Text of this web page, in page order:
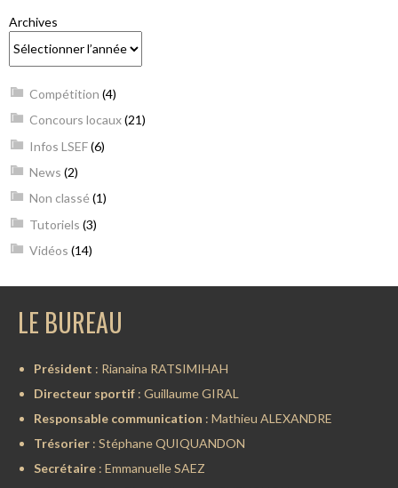
Archives
Compétition (4)
Concours locaux(21)
Infos LSEF(6)
News (2)
Non classé (1)
Tutoriels (3)
Vidéos (14)
LE BUREAU
Président : Rianaina RATSIMIHAH
Directeur sportif: Guillaume GIRAL
Responsable communication : Mathieu ALEXANDRE
Trésorier : Stéphane QUIQUANDON
Secrétaire: Emmanuelle SAEZ